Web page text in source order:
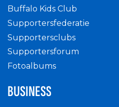
Buffalo Kids Club
Supportersfederatie
Supportersclubs
Supportersforum
Fotoalbums
BUSINESS